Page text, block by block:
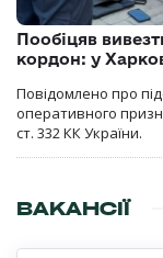
Пообіцяв
кордон: у
Повідомлено про
оперативного
ст. 332 КК України.
ВАКАНСІЇ